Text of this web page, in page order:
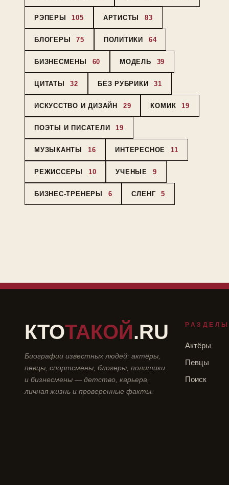
РЭПЕРЫ 105 АРТИСТЫ 83
БЛОГЕРЫ 75 ПОЛИТИКИ 64
БИЗНЕСМЕНЫ 60 МОДЕЛЬ 39
ЦИТАТЫ 32 БЕЗ РУБРИКИ 31
ИСКУССТВО И ДИЗАЙН 29 КОМИК 19
ПОЭТЫ И ПИСАТЕЛИ 19
МУЗЫКАНТЫ 16 ИНТЕРЕСНОЕ 11
РЕЖИССЕРЫ 10 УЧЕНЫЕ 9
БИЗНЕС-ТРЕНЕРЫ 6 СЛЕНГ 5
КТОТАКОЙ.RU
Биографии известных людей: актёры,
певцы, спортсмены, блогеры, политики
и бизнесмены — детство, карьера,
личная жизнь и проверенные факты.
РАЗДЕЛЫ
Актёры
Певцы
Поиск